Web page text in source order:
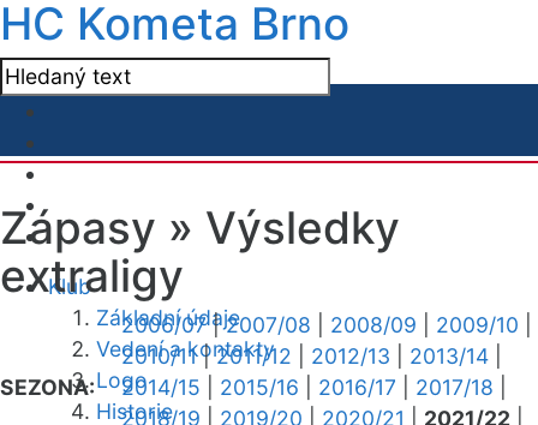
HC Kometa Brno
Klub
Základní údaje
Vedení a kontakty
Logo
Historie
Zápasy » Výsledky
extraligy
SEZONA:
2006/07|2007/08 2008/09 2009/10
2010/11|2011/12 2012/13 2013/14
2014/15
2015/16 2016/17 2017/18
2018/19
2019/20 2020/21 2021/22